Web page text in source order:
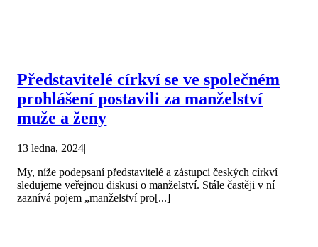
Představitelé církví se ve společném
prohlášení postavili za manželství
muže a ženy
13 ledna, 2024|
My, níže podepsaní představitelé a zástupci českých církví
sledujeme veřejnou diskusi o manželství. Stále častěji v ní
zaznívá pojem „manželství pro[...]